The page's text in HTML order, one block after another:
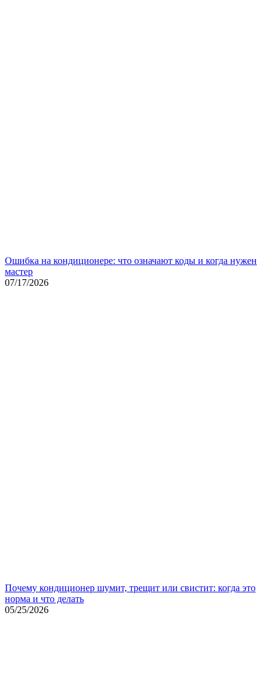
Ошибка на кондиционере: что означают коды и когда нужен
мастер
07/17/2026
Почему кондиционер шумит, трещит или свистит: когда это
норма и что делать
05/25/2026